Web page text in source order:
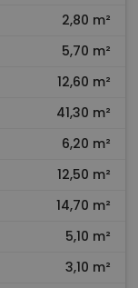
2,80 m²
5,70 m²
12,60 m²
41,30 m²
6,20 m²
12,50 m²
14,70 m²
5,10 m²
3,10 m²